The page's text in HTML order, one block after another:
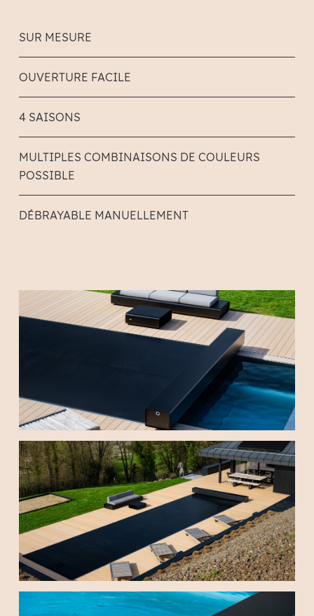
SUR MESURE
OUVERTURE FACILE
4 SAISONS
MULTIPLES COMBINAISONS DE COULEURS
POSSIBLE
DÉBRAYABLE MANUELLEMENT